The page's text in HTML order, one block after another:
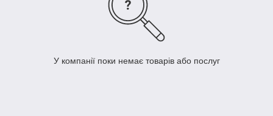
У компанії поки немає товарів або послуг